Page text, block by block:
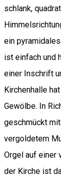
schlank,
ein
ist einfach und
einer Inschrift
Kirchenhalle
Gewölbe. In
geschmückt
vergoldetem
Orgel auf einer
der Kirche ist